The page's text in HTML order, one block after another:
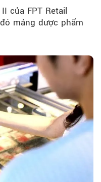
của FPT Retail
mảng dược phẩm